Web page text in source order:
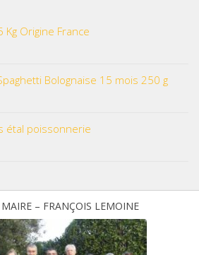
Kg Origine France
Bolognaise 15 mois 250 g
étal poissonnerie
– FRANÇOIS LEMOINE